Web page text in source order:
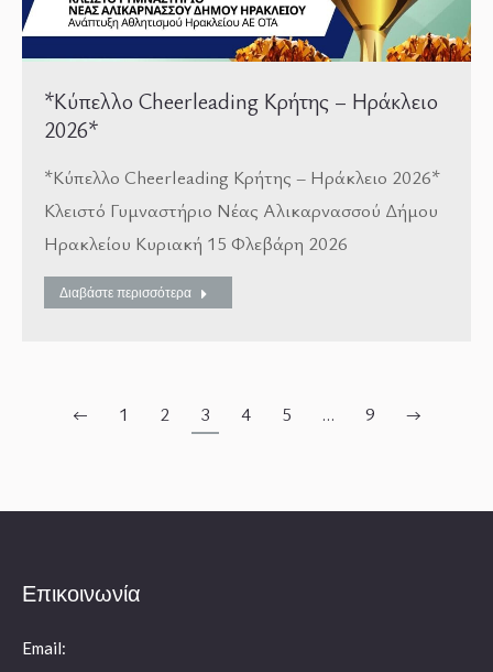
*Κύπελλο Cheerleading Κρήτης – Ηράκλειο
2026*
*Κύπελλο Cheerleading Κρήτης – Ηράκλειο 2026*
Κλειστό Γυμναστήριο Νέας Αλικαρνασσού Δήμου
Ηρακλείου Κυριακή 15 Φλεβάρη 2026
Διαβάστε περισσότερα
← 1 2 3 4 5 … 9 →
Επικοινωνία
Email: